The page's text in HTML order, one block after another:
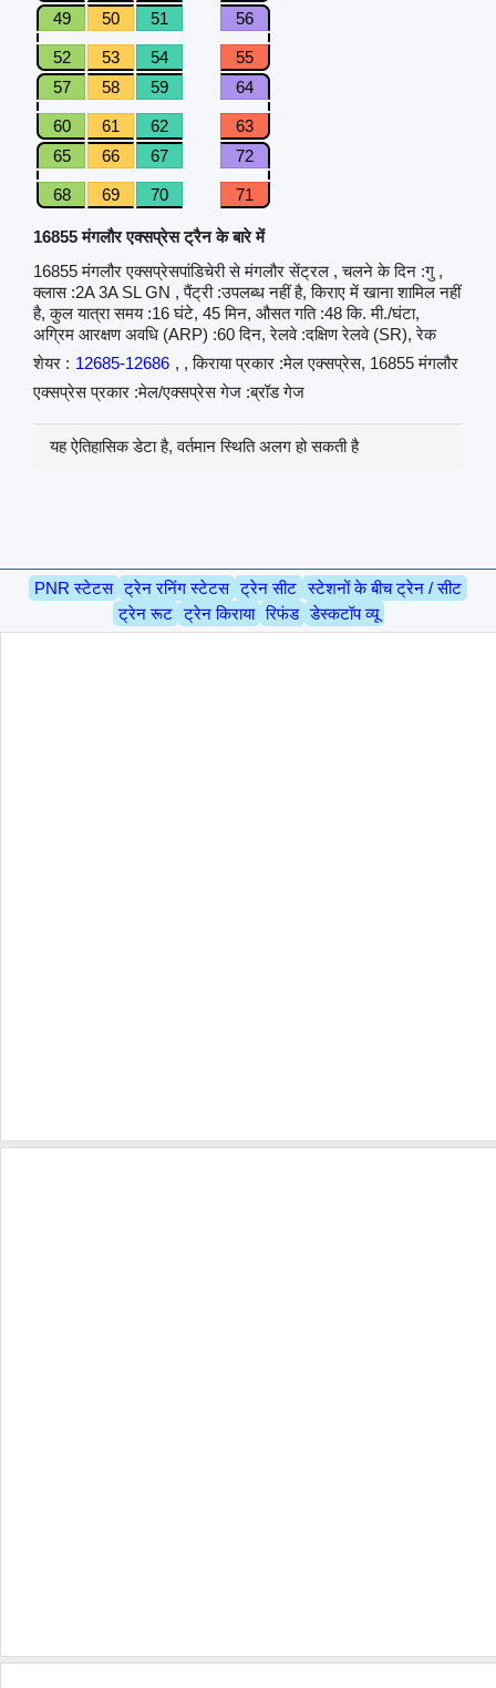
49
50 51 56
52 53 54
55
57
58 59 64
60 61 62
63
65
66 67 72
68 69 70 71
16855 मंगलौर एक्सप्रेस ट्रैन के बारे में
16855 मंगलौर एक्सप्रेसपांडिचेरी से मंगलौर सेंट्रल , चलने के दिन :गु ,
क्लास :2A 3A SL GN , पैंट्री :उपलब्ध नहीं है, किराए में खाना शामिल नहीं
है, कुल यात्रा समय :16 घंटे, 45 मिन, औसत गति :48 कि. मी./घंटा,
अग्रिम आरक्षण अवधि (ARP) :60 दिन, रेलवे :दक्षिण रेलवे (SR), रेक
शेयर : 12685-12686 , , किराया प्रकार :मेल एक्सप्रेस, 16855 मंगलौर
एक्सप्रेस प्रकार :मेल/एक्सप्रेस गेज :ब्रॉड गेज
यह ऐतिहासिक डेटा है, वर्तमान स्थिति अलग हो सकती है
PNR स्टेटस ट्रेन रनिंग स्टेटस ट्रेन सीट स्टेशनों के बीच ट्रेन / सीट
ट्रेन रूट ट्रेन किराया रिफंड डेस्कटॉप व्यू